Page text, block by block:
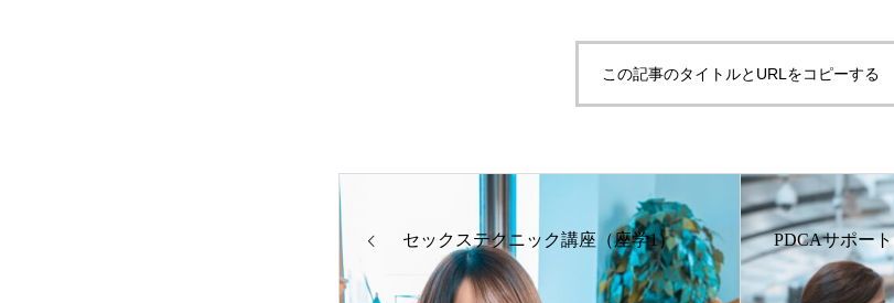
この記事のタイトルとURLをコピーする
セックステクニック講座（座学1） PDCAサポート